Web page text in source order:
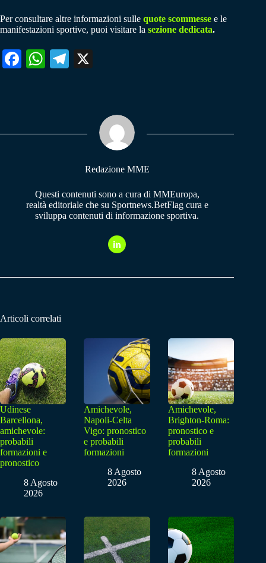
Per consultare altre informazioni sulle quote scommesse e le
manifestazioni sportive, puoi visitare la sezione dedicata.
Fa W
pp
Te
m
Redazione MME
Questi contenuti sono a cura di MMEuropa,
realtà editoriale che su Sportnews.BetFlag cura e
sviluppa contenuti di informazione sportiva.
Articoli correlati
Udinese
Barcellona,
amichevole:
probabili
formazioni e
pronostico
8 Agosto
2026
Amichevole,
Napoli-Celta
Vigo: pronostico
e probabili
formazioni
8 Agosto
2026
Amichevole,
Brighton-Roma:
pronostico e
probabili
formazioni
8 Agosto
2026